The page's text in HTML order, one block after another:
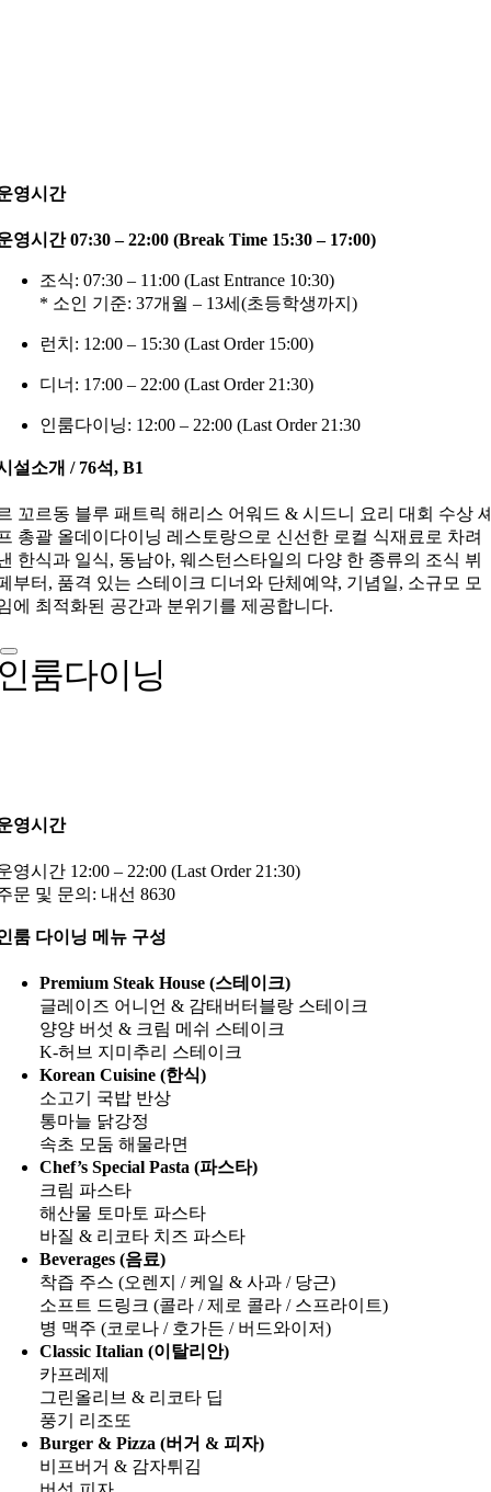
영시간
영시간 07:30 – 22:00 (Break Time 15:30 – 17:00)
조식: 07:30 – 11:00 (Last Entrance 10:30)
* 소인 기준: 37개월 – 13세(초등학생까지)
런치: 12:00 – 15:30 (Last Order 15:00)
디너: 17:00 – 22:00 (Last Order 21:30)
인룸다이닝: 12:00 – 22:00 (Last Order 21:30
설소개 / 76석, B1
꼬르동 블루 패트릭 해리스 어워드 & 시드니 요리 대회 수상
총괄 올데이다이닝 레스토랑으로 신선한 로컬 식재료로 차려
한식과 일식, 동남아, 웨스턴스타일의 다양 한 종류의 조식 뷔
부터, 품격 있는 스테이크 디너와 단체예약, 기념일, 소규모 모
에 최적화된 공간과 분위기를 제공합니다.
룸다이닝
영시간
영시간 12:00 – 22:00 (Last Order 21:30)
문 및 문의: 내선 8630
룸 다이닝 메뉴 구성
Premium Steak House (스테이크)
글레이즈 어니언 & 감태버터블랑 스테이크
양양 버섯 & 크림 메쉬 스테이크
K-허브 지미추리 스테이크
Korean Cuisine (한식)
소고기 국밥 반상
통마늘 닭강정
속초 모둠 해물라면
Chef’s Special Pasta (파스타)
크림 파스타
해산물 토마토 파스타
바질 & 리코타 치즈 파스타
Beverages (음료)
착즙 주스 (오렌지 / 케일 & 사과 / 당근)
소프트 드링크 (콜라 / 제로 콜라 / 스프라이트)
병 맥주 (코로나 / 호가든 / 버드와이저)
Classic Italian (이탈리안)
카프레제
그린올리브 & 리코타 딥
풍기 리조또
Burger & Pizza (버거 & 피자)
비프버거 & 감자튀김